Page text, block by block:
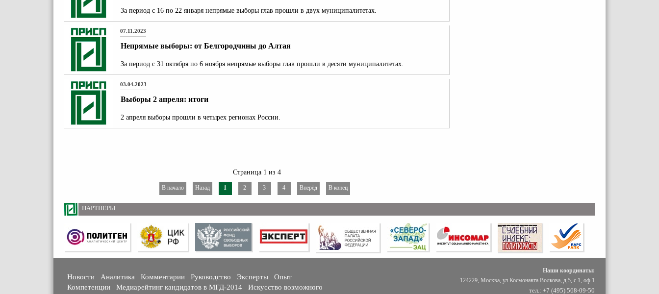
За период с 16 по 22 января непрямые выборы глав прошли в двух муниципалитетах.
07.11.2023
Непрямые выборы: от Белгородчины до Алтая
За период с 31 октября по 6 ноября непрямые выборы глав прошли в десяти муниципалитетах.
03.04.2023
Выборы 2 апреля: итоги
2 апреля выборы прошли в четырех регионах России.
Страница 1 из 4
В начало Назад 1 2 3 4 Вперёд В конец
ПАРТНЕРЫ
Новости Аналитика Комментарии Руководство Эксперты
Опыт
Компетенции
Медиарейтинг кандидатов в МГД-2014
Искусство возможного
Наши координаты:
124229, Москва, ул.Космонавта Волкова, д.5, с.1, оф.1
тел.: +7 (495) 568-09-50